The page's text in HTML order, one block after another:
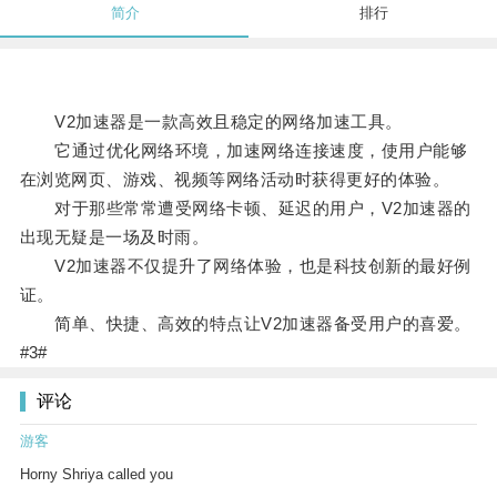
简介 排行
V2加速器是一款高效且稳定的网络加速工具。
它通过优化网络环境，加速网络连接速度，使用户能够
在浏览网页、游戏、视频等网络活动时获得更好的体验。
对于那些常常遭受网络卡顿、延迟的用户，V2加速器的
出现无疑是一场及时雨。
V2加速器不仅提升了网络体验，也是科技创新的最好例
证。
简单、快捷、高效的特点让V2加速器备受用户的喜爱。
#3#
评论
游客
Horny Shriya called you